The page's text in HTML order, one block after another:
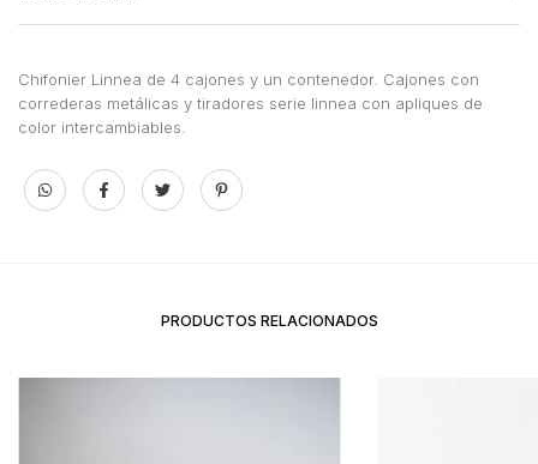
Medios de envío
CALCULAR
Chifonier Linnea de 4 cajones y un contenedor. Cajones con
correderas metálicas y tiradores serie linnea con apliques de
color intercambiables.
PRODUCTOS RELACIONADOS